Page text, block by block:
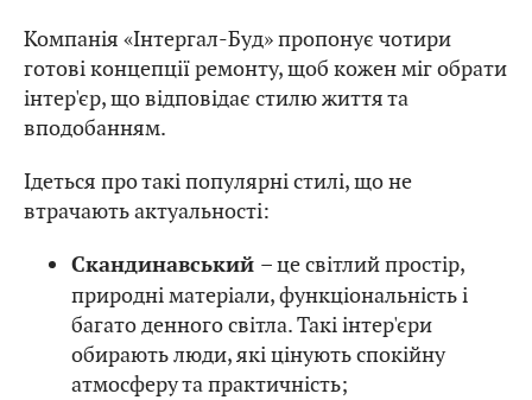
Компанія «Інтергал-Буд» пропонує чотири
готові концепції ремонту, щоб кожен міг обрати
інтер'єр, що відповідає стилю життя та
вподобанням.
Ідеться про такі популярні стилі, що не
втрачають актуальності:
Скандинавський – це світлий простір,
природні матеріали, функціональність і
багато денного світла. Такі інтер'єри
обирають люди, які цінують спокійну
атмосферу та практичність;